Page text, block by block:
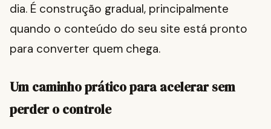
dia. É construção gradual, principalmente
quando o conteúdo do seu site está pronto
para converter quem chega.
Um caminho prático para acelerar sem
perder o controle